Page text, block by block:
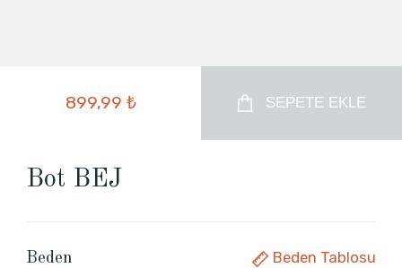
899,99 ₺ SEPETE EKLE
Bot BEJ
Beden Beden Tablosu